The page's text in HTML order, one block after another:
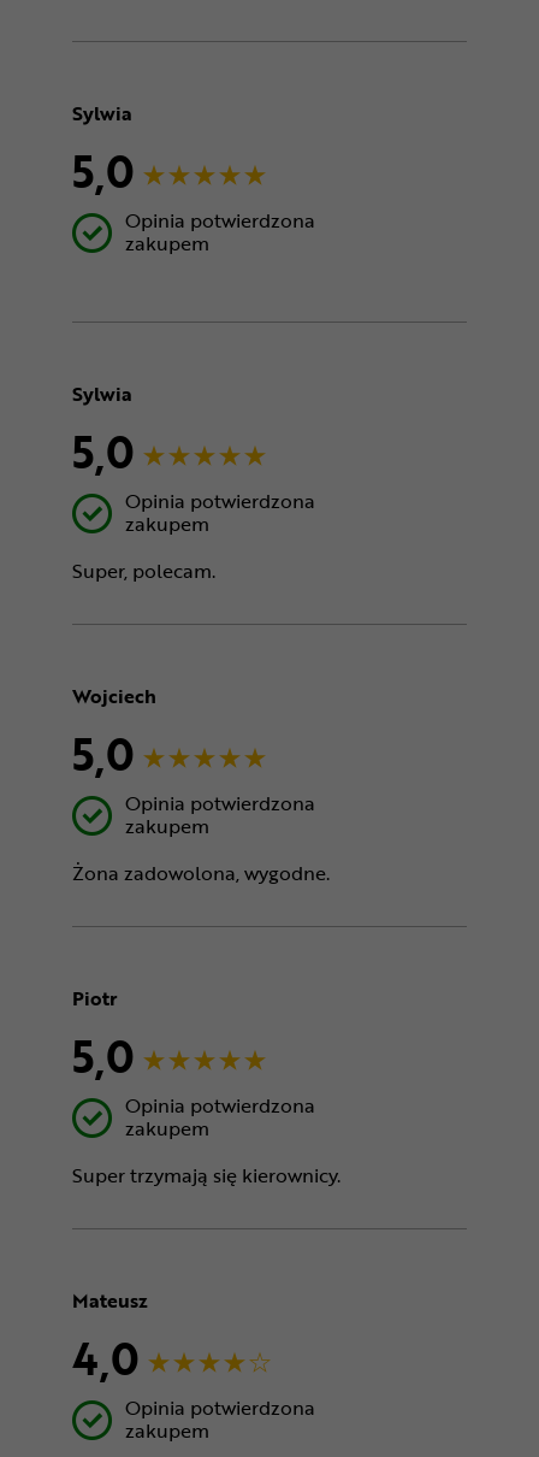
Sylwia
5,0
Opinia potwierdzona
zakupem
Sylwia
5,0
Opinia potwierdzona
zakupem
Super, polecam.
Wojciech
5,0
Opinia potwierdzona
zakupem
Żona zadowolona, wygodne.
Piotr
5,0
Opinia potwierdzona
zakupem
Super trzymają się kierownicy.
Mateusz
4,0
Opinia potwierdzona
zakupem